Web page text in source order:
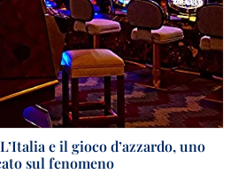
e il gioco d’azzardo, uno
sul fenomeno